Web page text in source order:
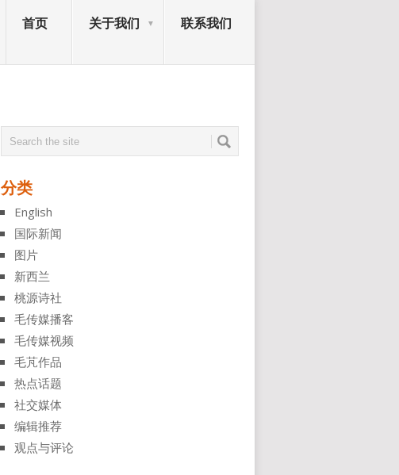
首页 关于我们 联系我们
分类
English
国际新闻
图片
新西兰
桃源诗社
毛传媒播客
毛传媒视频
毛芃作品
热点话题
社交媒体
编辑推荐
观点与评论